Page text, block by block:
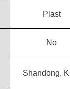
Plast
No
Shandong,